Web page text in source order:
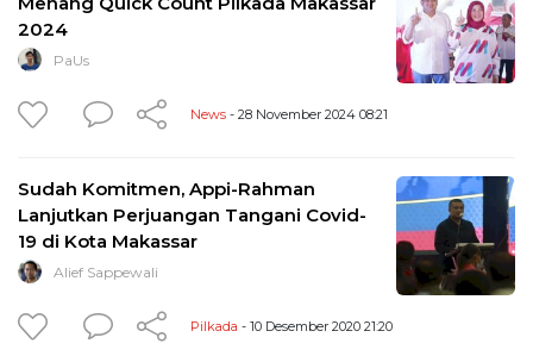
2024
PaUs
News - 28 November 2024 08:21
Sudah Komitmen, Appi-Rahman
Lanjutkan Perjuangan Tangani Covid-
19 di Kota Makassar
Alief Sappewali
Pilkada - 10 Desember 2020 21:20